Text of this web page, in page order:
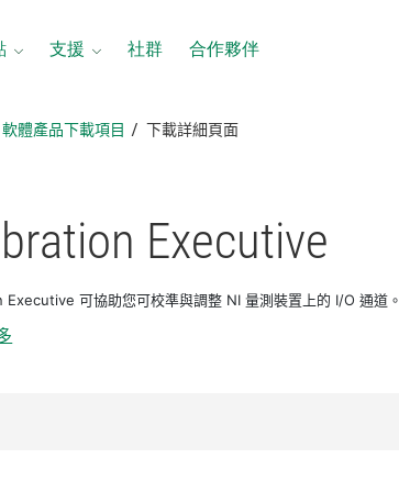
支援 社群 合作夥伴
軟體產品下載項目 下載詳細頁面
Executive
Executive 可協助您可校準與調整 NI 量測裝置上的 I/O 通道。